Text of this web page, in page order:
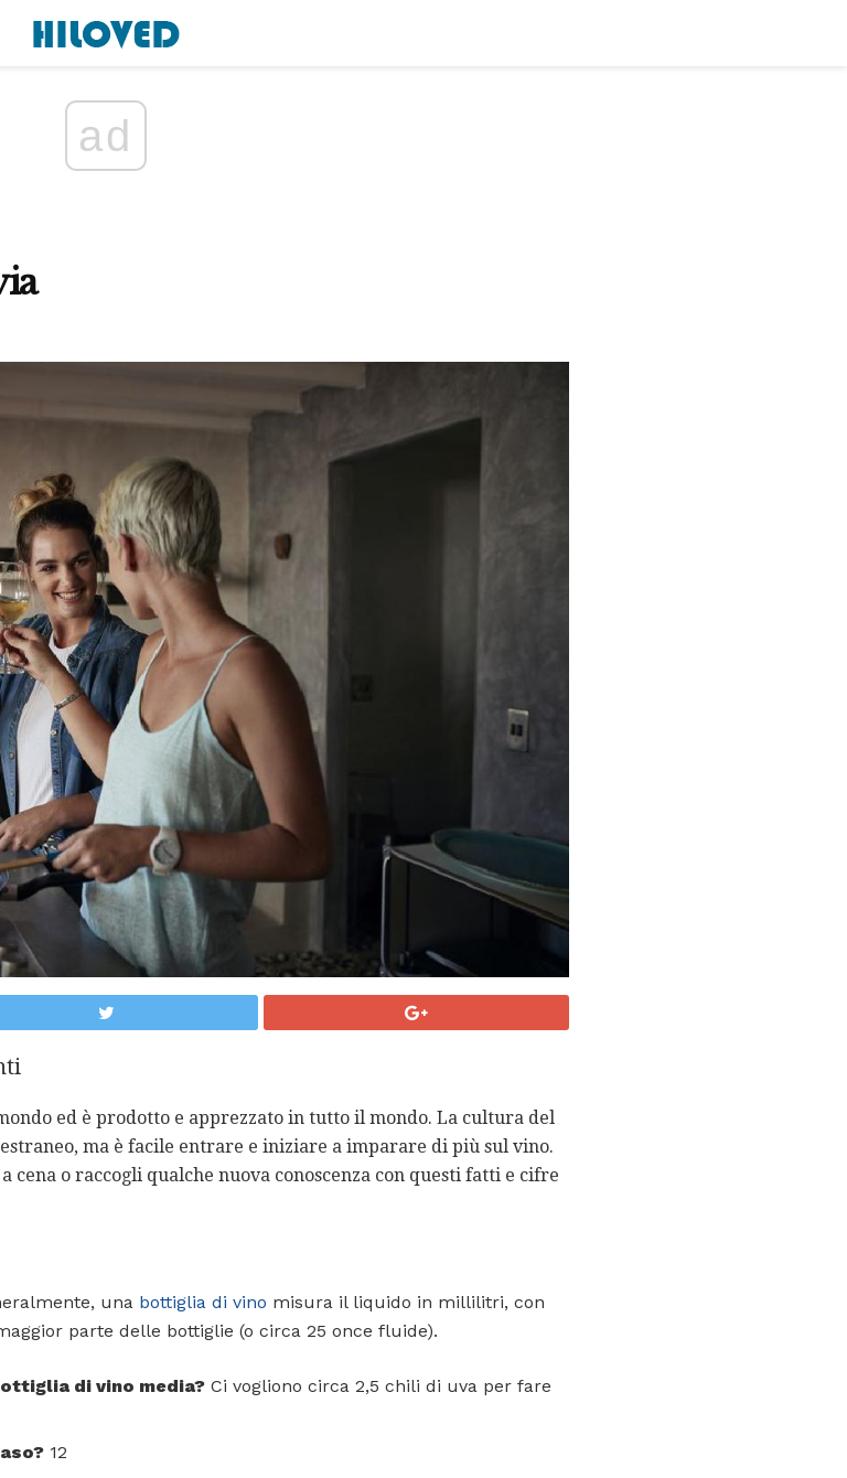
ad
ed è prodotto e apprezzato in tutto il mondo. La cultura del
ma è facile entrare e iniziare a imparare di più sul vino.
cena o raccogli qualche nuova conoscenza con questi fatti e cifre
una bottiglia di vino misura il liquido in millilitri, con
parte delle bottiglie (o circa 25 once fluide).
di vino media? Ci vogliono circa 2,5 chili di uva per fare
12